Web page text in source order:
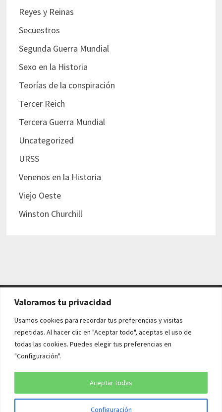
Valoramos tu privacidad
Usamos cookies para recordar tus preferencias y visitas
repetidas. Al hacer clic en "Aceptar todo", aceptas el uso de
todas las cookies. Puedes elegir tus preferencias en
"Configuración".
Configuración
Aceptar todas
Reyes y Reinas
Secuestros
Segunda Guerra Mundial
Sexo en la Historia
Teorías de la conspiración
Tercer Reich
Tercera Guerra Mundial
Uncategorized
URSS
Venenos en la Historia
Viejo Oeste
Winston Churchill
AVISO LEGAL Y POLÍTICAS
Aviso legal
Política de cookies